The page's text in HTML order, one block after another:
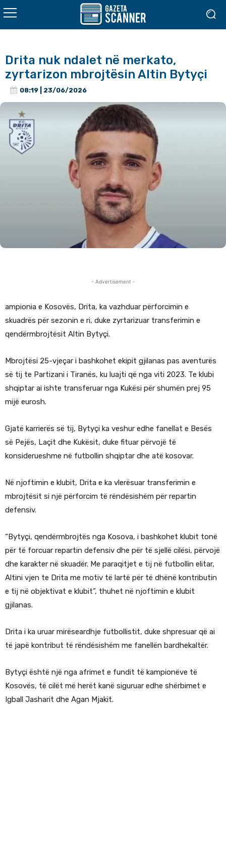
Drita nuk ndalet në merkato,
zyrtarizon mbrojtësin Altin Bytyçi
08:19 | 23/06/2026
- Advertisement -
ampionia e Kosovës, Drita, ka vazhduar përforcimin e
skuadrës për sezonin e ri, duke zyrtarizuar transferimin e
qendërmbrojtësit Altin Bytyçi.
Mbrojtësi 25-vjeçar i bashkohet ekipit gjilanas pas aventurës
së tij te Partizani i Tiranës, ku luajti që nga viti 2023. Te klubi
shqiptar ai ishte transferuar nga Kukësi për shumën prej 95
mijë eurosh.
Gjatë karrierës së tij, Bytyçi ka veshur edhe fanellat e Besës
së Pejës, Laçit dhe Kukësit, duke fituar përvojë të
konsiderueshme në futbollin shqiptar dhe atë kosovar.
Në njoftimin e klubit, Drita e ka vlerësuar transferimin e
mbrojtësit si një përforcim të rëndësishëm për repartin
defensiv.
“Bytyçi, qendërmbrojtës nga Kosova, i bashkohet klubit tonë
për të forcuar repartin defensiv dhe për të sjellë cilësi, përvojë
dhe karakter në skuadër. Me paraqitjet e tij në futbollin elitar,
Altini vjen te Drita me motiv të lartë për të dhënë kontributin
e tij në objektivat e klubit”, thuhet në njoftimin e klubit
gjilanas.
Drita i ka uruar mirëseardhje futbollistit, duke shpresuar që ai
të japë kontribut të rëndësishëm me fanellën bardhekaltër.
Bytyçi është një nga afrimet e fundit të kampionëve të
Kosovës, të cilët më herët kanë siguruar edhe shërbimet e
Igball Jasharit dhe Agan Mjakit.